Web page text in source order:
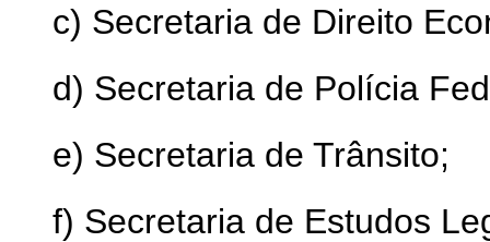
c) Secretaria de Direito
d) Secretaria de Polícia
e) Secretaria de Trânsito;
f) Secretaria de Estudos